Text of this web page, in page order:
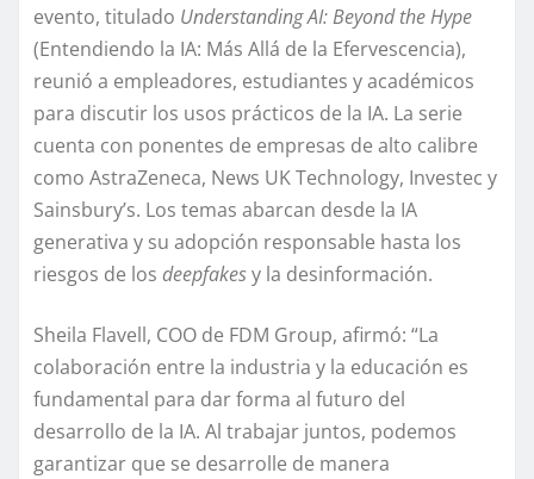
evento, titulado Understanding AI: Beyond the Hype
(Entendiendo la IA: Más Allá de la Efervescencia),
reunió a empleadores, estudiantes y académicos
para discutir los usos prácticos de la IA. La serie
cuenta con ponentes de empresas de alto calibre
como AstraZeneca, News UK Technology, Investec y
Sainsbury’s. Los temas abarcan desde la IA
generativa y su adopción responsable hasta los
riesgos de los deepfakesy la desinformación.
Sheila Flavell, COO de FDM Group, afirmó: “La
colaboración entre la industria y la educación es
fundamental para dar forma al futuro del
desarrollo de la IA. Al trabajar juntos, podemos
garantizar que se desarrolle de manera